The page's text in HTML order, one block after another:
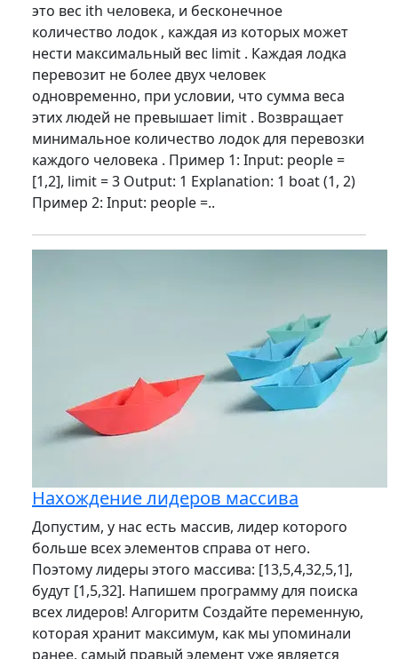
это вес ith человека, и бесконечное
количество лодок , каждая из которых может
нести максимальный вес limit . Каждая лодка
перевозит не более двух человек
одновременно, при условии, что сумма веса
этих людей не превышает limit . Возвращает
минимальное количество лодок для перевозки
каждого человека . Пример 1: Input: people =
[1,2], limit = 3 Output: 1 Explanation: 1 boat (1, 2)
Пример 2: Input: people =..
Нахождение лидеров массива
Допустим, у нас есть массив, лидер которого
больше всех элементов справа от него.
Поэтому лидеры этого массива: [13,5,4,32,5,1],
будут [1,5,32]. Напишем программу для поиска
всех лидеров! Алгоритм Создайте переменную,
которая хранит максимум, как мы упоминали
ранее, самый правый элемент уже является